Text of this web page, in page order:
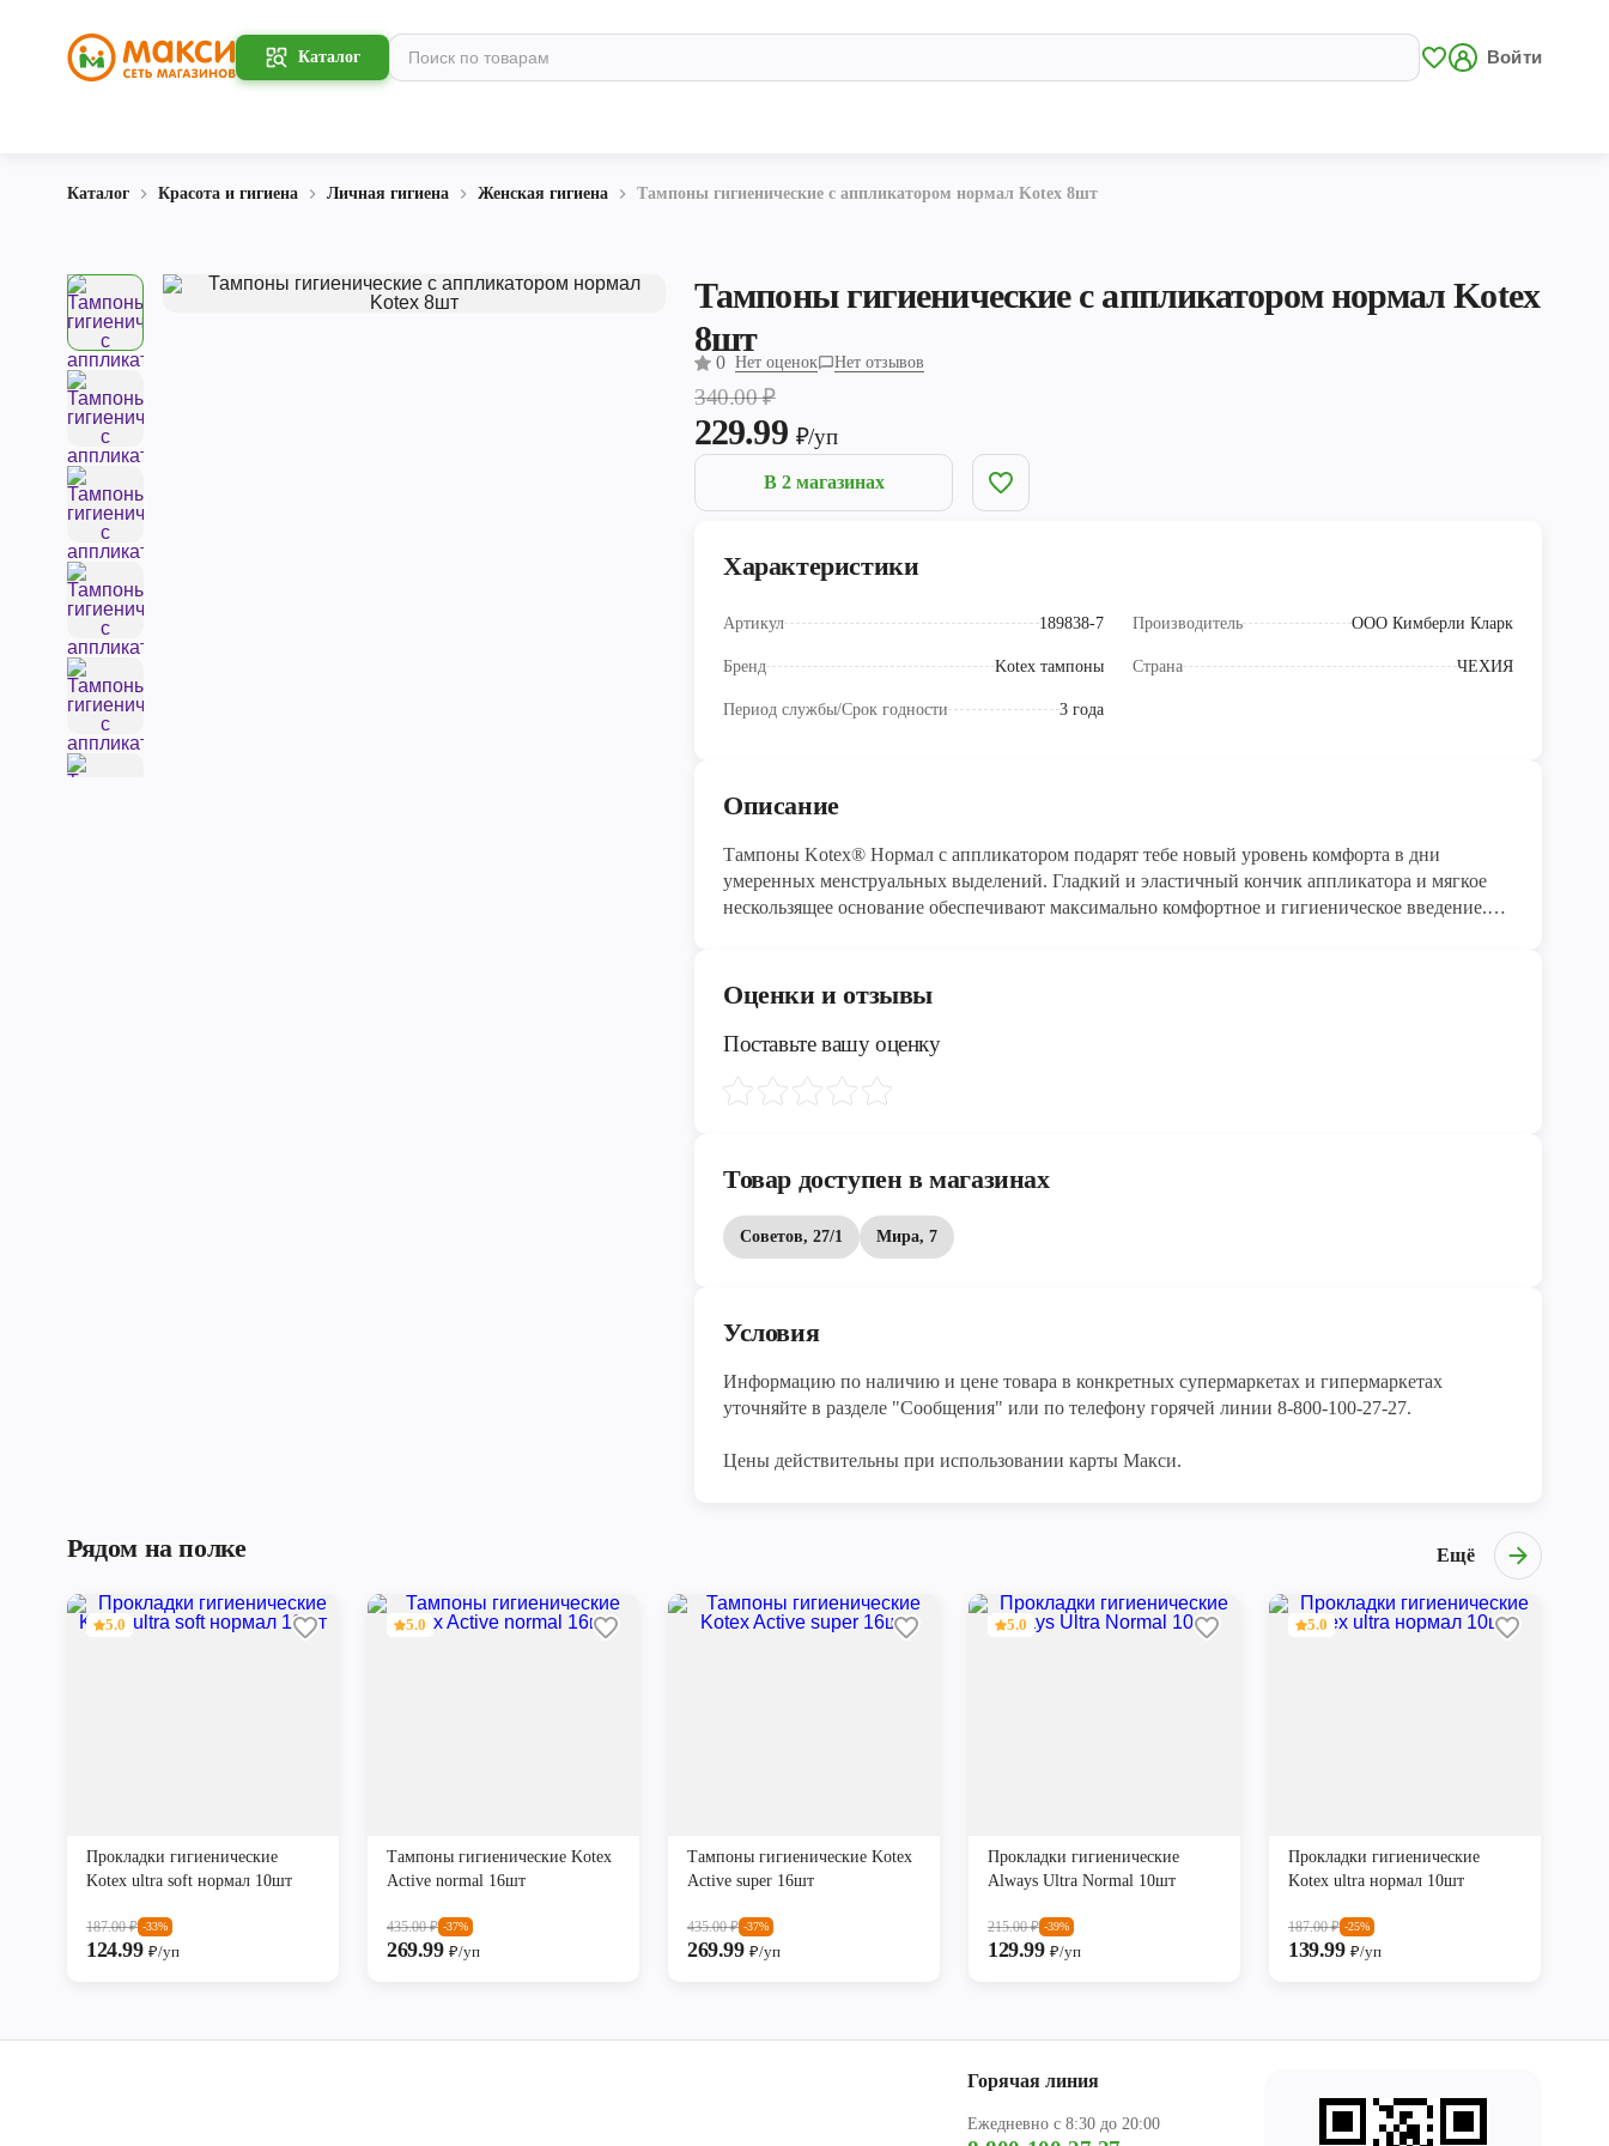
Каталог Войти
Каталог Красота и гигиена Личная гигиена Женская гигиена Тампоны гигиенические с аппликатором нормал Kotex 8шт
Тампоны гигиенические с аппликатором нормал Kotex
8шт
0 Нет оценок Нет отзывов
340.00₽
229.99 ₽/уп
В 2 магазинах
Характеристики
Артикул 189838-7 Производитель ООО Кимберли Кларк
Бренд Kotex тампоны Страна ЧЕХИЯ
Период службы/Срок годности 3 года
Описание
Тампоны Kotex® Нормал с аппликатором подарят тебе новый уровень комфорта в дни
умеренных менструальных выделений. Гладкий и эластичный кончик аппликатора и мягкое
нескользящее основание обеспечивают максимально комфортное и гигиеническое введение.
удобно брать с собой.
Оценки и отзывы
Поставьте вашу оценку
Товар доступен в магазинах
Советов, 27/1 Мира, 7
Условия
Информацию по наличию и цене товара в конкретных супермаркетах и гипермаркетах
уточняйте в разделе "Сообщения" или по телефону горячей линии 8-800-100-27-27.
Цены действительны при использовании карты Макси.
Рядом на полке Ещё
5.0
Прокладки гигиенические
Kotex ultra soft нормал 10шт
187.00₽ -33%
124.99₽/уп
5.0
Тампоны гигиенические Kotex
Active normal 16шт
435.00₽ -37%
269.99₽/уп
Тампоны гигиенические Kotex
Active super 16шт
435.00₽ -37%
269.99₽/уп
5.0
Прокладки гигиенические
Always Ultra Normal 10шт
215.00₽ -39%
129.99₽/уп
5.0
Прокладки гигиенические
Kotex ultra нормал 10шт
187.00₽ -25%
139.99₽/уп
Горячая линия
Ежедневно с 8:30 до 20:00